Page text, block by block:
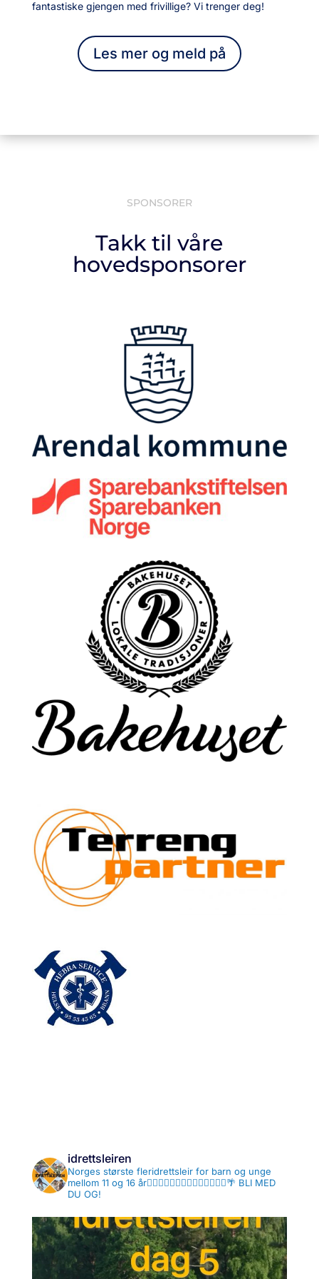
fantastiske gjengen med frivillige? Vi trenger deg!
Les mer og meld på
SPONSORER
Takk til våre
hovedsponsorer
idrettsleiren
Norges største fleridrettsleir for barn og unge
mellom 11 og 16 år🤾‍♂️⛹🏼‍♀️🏊🏻‍♂️🤽🏻‍♀️🏄🏻‍♂️🌴 BLI MED
DU OG!